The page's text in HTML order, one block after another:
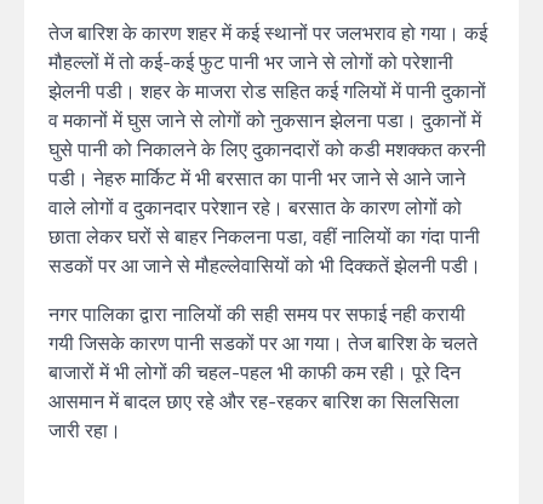
तेज बारिश के कारण शहर में कई स्थानों पर जलभराव हो गया। कई
मौहल्लों में तो कई-कई फुट पानी भर जाने से लोगों को परेशानी
झेलनी पडी। शहर के माजरा रोड सहित कई गलियों में पानी दुकानों
व मकानों में घुस जाने से लोगों को नुकसान झेलना पडा। दुकानों में
घुसे पानी को निकालने के लिए दुकानदारों को कडी मशक्कत करनी
पडी। नेहरु मार्किट में भी बरसात का पानी भर जाने से आने जाने
वाले लोगों व दुकानदार परेशान रहे। बरसात के कारण लोगों को
छाता लेकर घरों से बाहर निकलना पडा, वहीं नालियों का गंदा पानी
सडकों पर आ जाने से मौहल्लेवासियों को भी दिक्कतें झेलनी पडी।
नगर पालिका द्वारा नालियों की सही समय पर सफाई नही करायी
गयी जिसके कारण पानी सडकों पर आ गया। तेज बारिश के चलते
बाजारों में भी लोगों की चहल-पहल भी काफी कम रही। पूरे दिन
आसमान में बादल छाए रहे और रह-रहकर बारिश का सिलसिला
जारी रहा।